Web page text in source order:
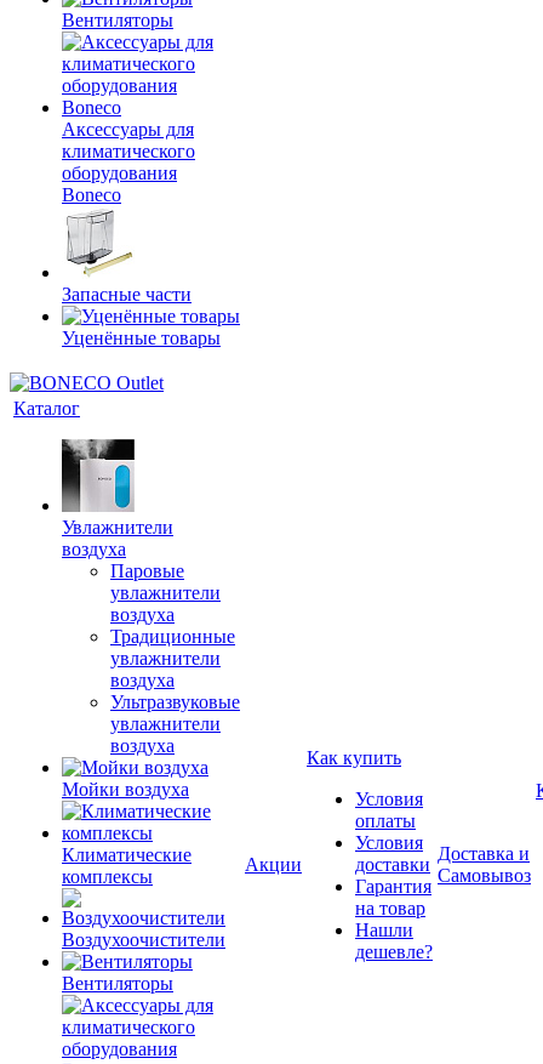
Вентиляторы
Аксессуары для
климатического
оборудования
Boneco
Запасные части
Уценённые товары
Каталог
Увлажнители
воздуха
Паровые
увлажнители
воздуха
Традиционные
увлажнители
воздуха
Ультразвуковые
увлажнители
воздуха
Мойки воздуха
Климатические
комплексы
Воздухоочистители
Вентиляторы
Акции
Как купить
Условия
оплаты
Условия
доставки
Гарантия
на товар
Нашли
дешевле?
Доставка и
Самовывоз